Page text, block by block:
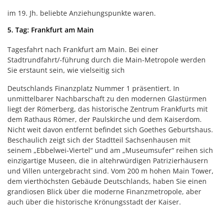
im 19. Jh. beliebte Anziehungspunkte waren.
5. Tag: Frankfurt am Main
Tagesfahrt nach Frankfurt am Main. Bei einer
Stadtrundfahrt/-führung durch die Main-Metropole werden
Sie erstaunt sein, wie vielseitig sich
Deutschlands Finanzplatz Nummer 1 präsentiert. In
unmittelbarer Nachbarschaft zu den modernen Glastürmen
liegt der Römerberg, das historische Zentrum Frankfurts mit
dem Rathaus Römer, der Paulskirche und dem Kaiserdom.
Nicht weit davon entfernt befindet sich Goethes Geburtshaus.
Beschaulich zeigt sich der Stadtteil Sachsenhausen mit
seinem „Ebbelwei-Viertel“ und am „Museumsufer“ reihen sich
einzigartige Museen, die in altehrwürdigen Patrizierhäusern
und Villen untergebracht sind. Vom 200 m hohen Main Tower,
dem vierthöchsten Gebäude Deutschlands, haben Sie einen
grandiosen Blick über die moderne Finanzmetropole, aber
auch über die historische Krönungsstadt der Kaiser.